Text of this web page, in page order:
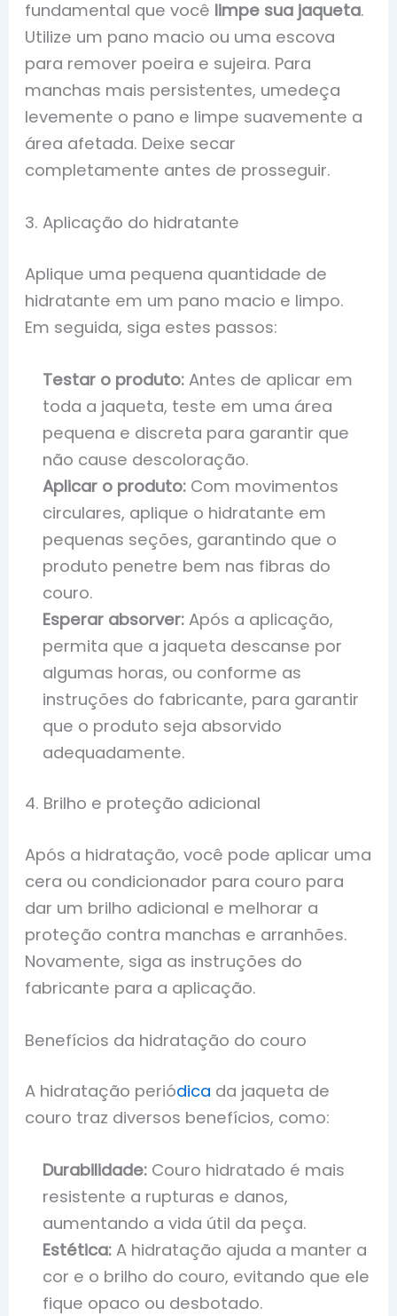
fundamental que você limpe sua jaqueta.
Utilize um pano macio ou uma escova
para remover poeira e sujeira. Para
manchas mais persistentes, umedeça
levemente o pano e limpe suavemente a
área afetada. Deixe secar
completamente antes de prosseguir.
3. Aplicação do hidratante
Aplique uma pequena quantidade de
hidratante em um pano macio e limpo.
Em seguida, siga estes passos:
Testar o produto: Antes de aplicar em
toda a jaqueta, teste em uma área
pequena e discreta para garantir que
não cause descoloração.
Aplicar o produto: Com movimentos
circulares, aplique o hidratante em
pequenas seções, garantindo que o
produto penetre bem nas fibras do
couro.
Esperar absorver: Após a aplicação,
permita que a jaqueta descanse por
algumas horas, ou conforme as
instruções do fabricante, para garantir
que o produto seja absorvido
adequadamente.
4. Brilho e proteção adicional
Após a hidratação, você pode aplicar uma
cera ou condicionador para couro para
dar um brilho adicional e melhorar a
proteção contra manchas e arranhões.
Novamente, siga as instruções do
fabricante para a aplicação.
Benefícios da hidratação do couro
A hidratação periódica da jaqueta de
couro traz diversos benefícios, como:
Durabilidade: Couro hidratado é mais
resistente a rupturas e danos,
aumentando a vida útil da peça.
Estética: A hidratação ajuda a manter a
cor e o brilho do couro, evitando que ele
fique opaco ou desbotado.